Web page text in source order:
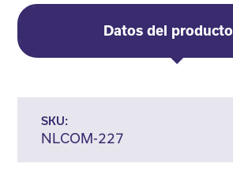
Datos del producto
SKU:
NLCOM-227